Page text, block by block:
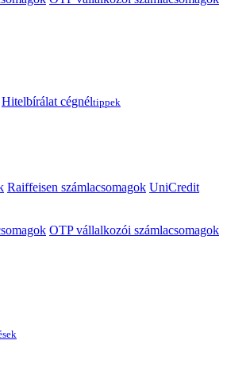
Hitelbírálat cégnéltippek
Raiffeisen számlacsomagok UniCredit
OTP vállalkozói számlacsomagok